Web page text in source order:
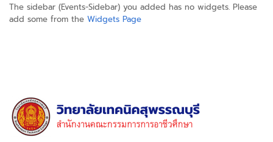
The sidebar (Events-Sidebar) you added has no widgets. Please
add some from the Widgets Page